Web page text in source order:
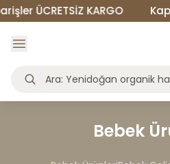
KARGO
Bebek